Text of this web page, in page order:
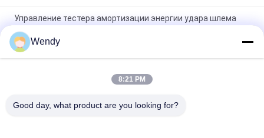
Управление тестера амортизации энергии удара шлема
мотоцикла электрическое
Сопротивление шлема мотоцикла к тестеру проникания с
NELLM2015 КАК NZS 2063
Аппаратура визуального поля шлема мотоцикла
Wendy
8:21 PM
Good day, what product are you looking for?